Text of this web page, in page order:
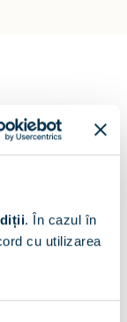
. În cazul în
cu utilizarea